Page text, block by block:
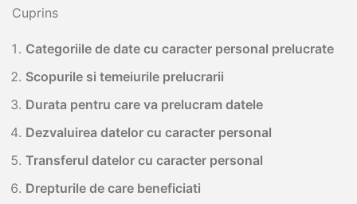
Cuprins
Categoriile de date cu caracter personal prelucrate
Scopurile si temeiurile prelucrarii
Durata pentru care va prelucram datele
Dezvaluirea datelor cu caracter personal
Transferul datelor cu caracter personal
Drepturile de care beneficiati